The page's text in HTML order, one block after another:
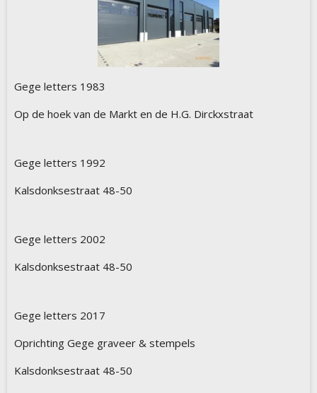
Gege letters 1983
Op de hoek van de Markt en de H.G. Dirckxstraat
Gege letters 1992
Kalsdonksestraat 48-50
Gege letters 2002
Kalsdonksestraat 48-50
Gege letters 2017
Oprichting Gege graveer & stempels
Kalsdonksestraat 48-50